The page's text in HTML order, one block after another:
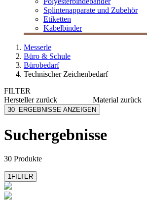
Splintenapparate und Zubehör
Etiketten
Kabelbinder
Messerle
Büro & Schule
Bürobedarf
Technischer Zeichenbedarf
FILTER
Herstellerzurück
Alco
Folia
MESSERLE
mehr anzeigen
Material zurück
Aluminium
30 ERGEBNISSE ANZEIGEN
Suchergebnisse
30 Produkte
1FILTER